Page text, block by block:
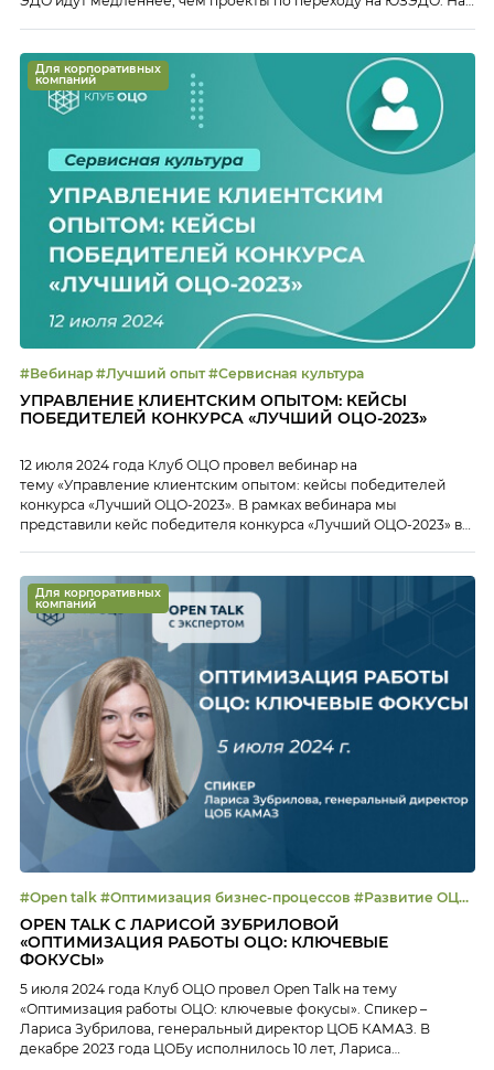
завтрака 00:22 Анонс ближайших мероприятий Клуба ОЦО
04:43 Почему внутренний […]
Для корпоративных
компаний
#Вебинар #Лучший опыт #Сервисная культура
УПРАВЛЕНИЕ КЛИЕНТСКИМ ОПЫТОМ: КЕЙСЫ
ПОБЕДИТЕЛЕЙ КОНКУРСА «ЛУЧШИЙ ОЦО-2023»
12 июля 2024 года Клуб ОЦО провел вебинар на
тему «Управление клиентским опытом: кейсы победителей
конкурса «Лучший ОЦО-2023». В рамках вебинара мы
представили кейс победителя конкурса «Лучший ОЦО-2023» в
рассказала, на что они делали упор в ОЦО при выстраивании
взаимодействия с клиентами, какие […]
Для корпоративных
компаний
#Open talk #Оптимизация бизнес-процессов #Развитие ОЦО
#Управление эффективностью
OPEN TALK С ЛАРИСОЙ ЗУБРИЛОВОЙ
«ОПТИМИЗАЦИЯ РАБОТЫ ОЦО: КЛЮЧЕВЫЕ
ФОКУСЫ»
5 июля 2024 года Клуб ОЦО провел Open Talk на тему
«Оптимизация работы ОЦО: ключевые фокусы». Спикер –
Лариса Зубрилова, генеральный директор ЦОБ КАМАЗ. В
декабре 2023 года ЦОБу исполнилось 10 лет, Лариса